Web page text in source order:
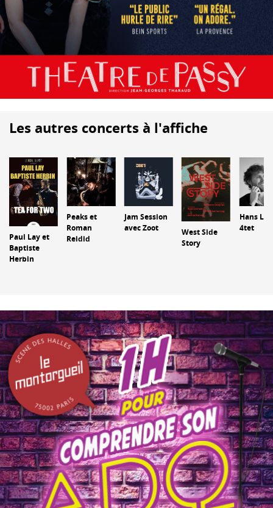
Les autres concerts à l'affiche
Paul Lay et
Baptiste
Herbin
Peaks et
Roman
Reidid
Jam Session
avec Zoot
West Side
Story
Hans
4tet